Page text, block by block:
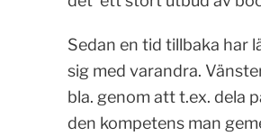
Sedan en tid tillbaka har
sig med varandra.
bla. genom att t.ex. dela
den kompetens man